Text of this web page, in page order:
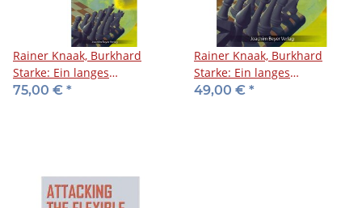
Rainer Knaak, Burkhard
Starke: Ein langes
Schachjahrhundert - Bundle
75,00 € *
Rainer Knaak, Burkhard
Starke: Ein langes
Schachjahrhundert 2001 -
49,00 € *